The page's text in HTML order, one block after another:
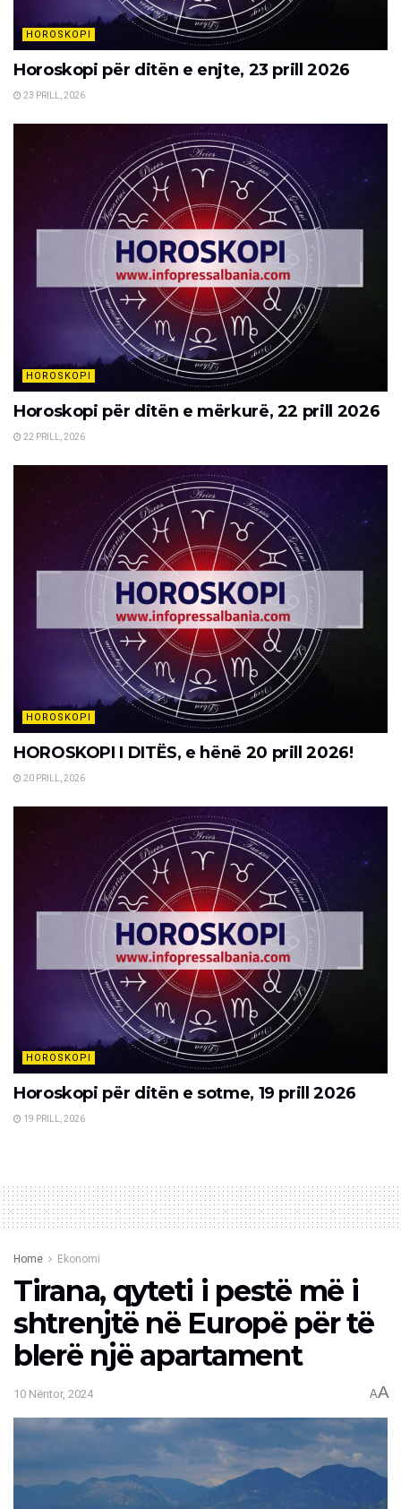
HOROSKOPI
Horoskopi për ditën e enjte, 23 prill 2026
23 PRILL, 2026
HOROSKOPI
Horoskopi për ditën e mërkurë, 22 prill 2026
22 PRILL, 2026
HOROSKOPI
HOROSKOPI I DITËS, e hënë 20 prill 2026!
20 PRILL, 2026
HOROSKOPI
Horoskopi për ditën e sotme, 19 prill 2026
19 PRILL, 2026
Home Ekonomi
Tirana, qyteti i pestë më i
shtrenjtë në Europë për të
blerë një apartament
10 Nëntor, 2024 AA